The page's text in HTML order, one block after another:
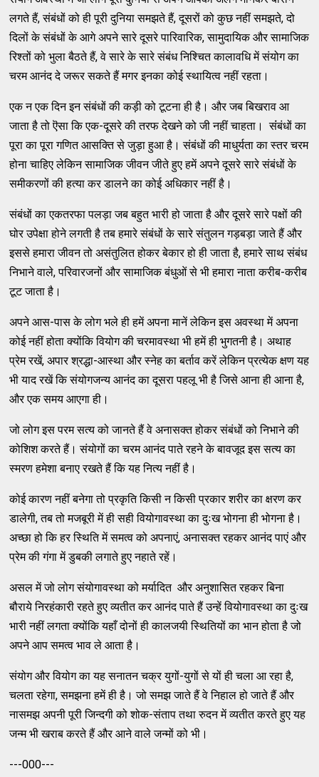
लगते हैं, संबंधों को ही पूरी दुनिया समझते हैं, दूसरों को कुछ नहीं समझते, दो
दिलों के संबंधों के आगे अपने सारे दूसरे पारिवारिक, सामुदायिक और सामाजिक
रिश्तों को भुला बैठते हैं, वे सारे के सारे संबंध निश्चित कालावधि में संयोग का
चरम आनंद दे जरूर सकते हैं मगर इनका कोई स्थायित्व नहीं रहता।
एक न एक दिन इन संबंधों की कड़ी को टूटना ही है। और जब बिखराव आ
जाता है तो ऎसा कि एक-दूसरे की तरफ देखने को जी नहीं चाहता। संंबंधों का
पूरा का पूरा गणित आसक्ति से जुड़ा हुआ है। संबंधों की माधुर्यता का स्तर चरम
होना चाहिए लेकिन सामाजिक जीवन जीते हुए हमें अपने दूसरे सारे संबंधों के
समीकरणों की हत्या कर डालने का कोई अधिकार नहीं है।
संबंधों का एकतरफा पलड़ा जब बहुत भारी हो जाता है और दूसरे सारे पक्षों की
घोर उपेक्षा होने लगती है तब हमारे संबंधों के सारे संतुलन गड़बड़ा जाते हैं और
इससे हमारा जीवन तो असंतुलित होकर बेकार हो ही जाता है, हमारे साथ संबंध
निभाने वाले, परिवारजनों और सामाजिक बंधुओं से भी हमारा नाता करीब-करीब
टूट जाता है।
अपने आस-पास के लोग भले ही हमें अपना मानें लेकिन इस अवस्था में अपना
कोई नहीं होता क्योंकि वियोग की चरमावस्था भी हमें ही भुगतनी है। अथाह
प्रेम रखें, अपार श्रद्धा-आस्था और स्नेह का बर्ताव करें लेकिन प्रत्येक क्षण यह
भी याद रखें कि संयोगजन्य आनंद का दूसरा पहलू भी है जिसे आना ही आना है,
और एक समय आएगा ही।
जो लोग इस परम सत्य को जानते हैं वे अनासक्त होकर संबंधों को निभाने की
कोशिश करते हैं। संयोगों का चरम आनंद पाते रहने के बावजूद इस सत्य का
स्मरण हमेशा बनाए रखते हैं कि यह नित्य नहीं है।
कोई कारण नहीं बनेगा तो प्रकृति किसी न किसी प्रकार शरीर का क्षरण कर
डालेगी, तब तो मजबूरी में ही सही वियोगावस्था का दुःख भोगना ही भोगना है।
अच्छा हो कि हर स्थिति में समत्व को अपनाएं, अनासक्त रहकर आनंद पाएं और
प्रेम की गंगा में डुबकी लगाते हुए नहाते रहें।
असल में जो लोग संयोगावस्था को मर्यादित और अनुशासित रहकर बिना
बौराये निरहंकारी रहते हुए व्यतीत कर आनंद पाते हैं उन्हें वियोगावस्था का दुःख
भारी नहीं लगता क्योंकि यहाँ दोनों ही कालजयी स्थितियों का भान होता है जो
अपने आप समत्व भाव ले आता है।
संयोग और वियोग का यह सनातन चक्र युगों-युगों से यों ही चला आ रहा है,
चलता रहेगा, समझना हमें ही है। जो समझ जाते हैं वे निहाल हो जाते हैं और
नासमझ अपनी पूरी जिन्दगी को शोक-संताप तथा रुदन में व्यतीत करते हुए यह
जन्म भी खराब करते हैं और आने वाले जन्मों को भी।
---000---